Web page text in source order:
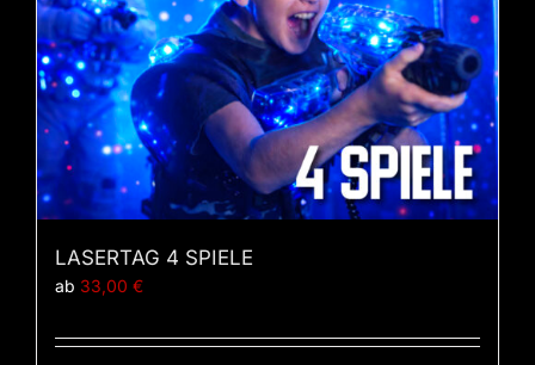
LASERTAG 4 SPIELE
ab 33,00 €